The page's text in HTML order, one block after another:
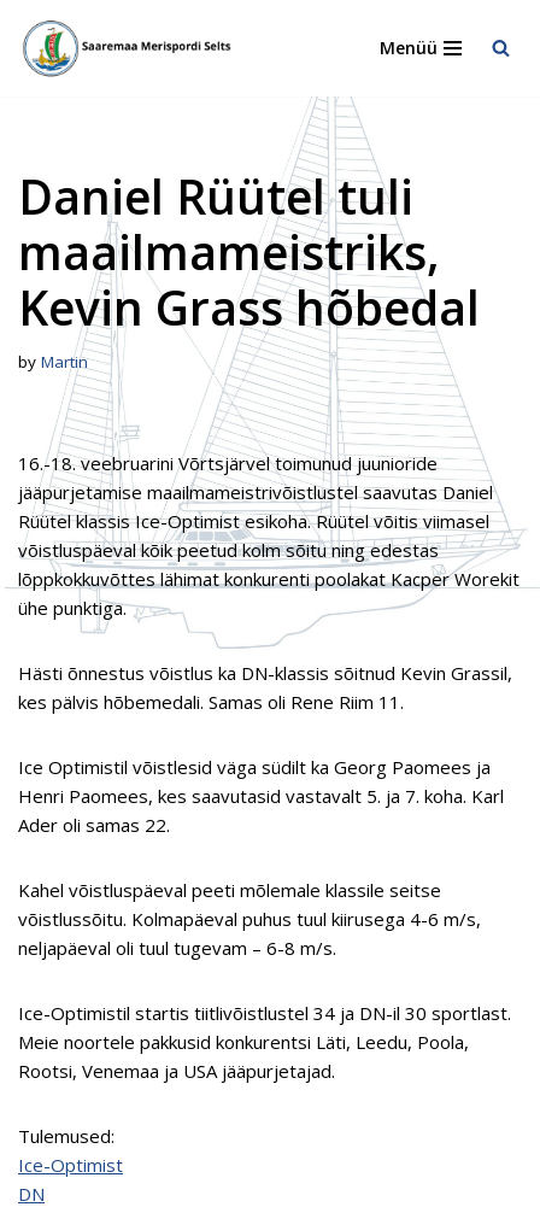
Skip
Menüü
Daniel Rüütel tuli
maailmameistriks,
Kevin Grass hõbedal
by Martin
16.-18. veebruarini Võrtsjärvel toimunud juunioride
jääpurjetamise maailmameistrivõistlustel saavutas Daniel
Rüütel klassis Ice-Optimist esikoha. Rüütel võitis viimasel
võistluspäeval kõik peetud kolm sõitu ning edestas
lõppkokkuvõttes lähimat konkurenti poolakat Kacper Worekit
ühe punktiga.
Hästi õnnestus võistlus ka DN-klassis sõitnud Kevin Grassil,
kes pälvis hõbemedali. Samas oli Rene Riim 11.
Ice Optimistil võistlesid väga südilt ka Georg Paomees ja
Henri Paomees, kes saavutasid vastavalt 5. ja 7. koha. Karl
Ader oli samas 22.
Kahel võistluspäeval peeti mõlemale klassile seitse
võistlussõitu. Kolmapäeval puhus tuul kiirusega 4-6 m/s,
neljapäeval oli tuul tugevam – 6-8 m/s.
Ice-Optimistil startis tiitlivõistlustel 34 ja DN-il 30 sportlast.
Meie noortele pakkusid konkurentsi Läti, Leedu, Poola,
Rootsi, Venemaa ja USA jääpurjetajad.
Tulemused:
Ice-Optimist
DN